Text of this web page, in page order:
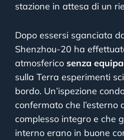
stazione in attesa di un
Dopo essersi sganciata
Shenzhou-20 ha
atmosferico senza
sulla Terra esperimenti
bordo. Un’ispezione
confermato che l’esterno
complesso integro e che
interno erano in buone